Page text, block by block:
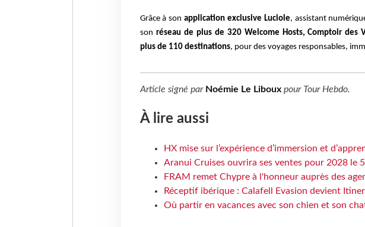
Grâce à sonapplication exclusive Luciole, assistant
son réseau de plus de 320 Welcome Hosts, Comptoir des
plus de 110 destinations, pour des voyages responsables,
Article signé par Noémie Le Libouxpour Tour Hebdo.
À lire aussi
HX mise sur l’expérience d’immersion et
Aranui Cruises ouvrira ses ventes pour 2028 le
FRAM remet Chypre à l'honneur auprès des
Réceptif ibérique : Calafell Evasion devient
Où partir en vacances avec son chien et son